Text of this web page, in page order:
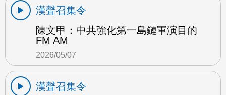
漢聲召集令
陳文甲：中共強化第一島鏈軍演目的
FM AM
2026/05/07
漢聲召集令